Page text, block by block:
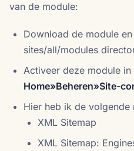
van de module:
Download de module
sites/all/modules
Activeer deze module in
Home»Beheren»Site-
Hier heb ik de volgende
XML Sitemap
XML Sitemap: